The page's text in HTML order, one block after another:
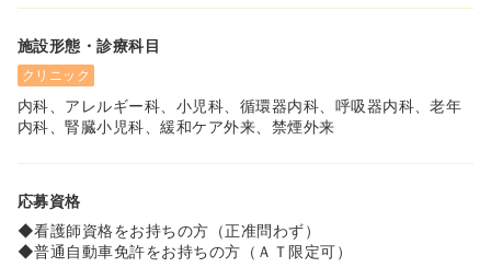
施設形態・診療科目
クリニック
内科、アレルギー科、小児科、循環器内科、呼吸器内科、老年
内科、腎臓小児科、緩和ケア外来、禁煙外来
応募資格
◆看護師資格をお持ちの方（正准問わず）
◆普通自動車免許をお持ちの方（ＡＴ限定可）